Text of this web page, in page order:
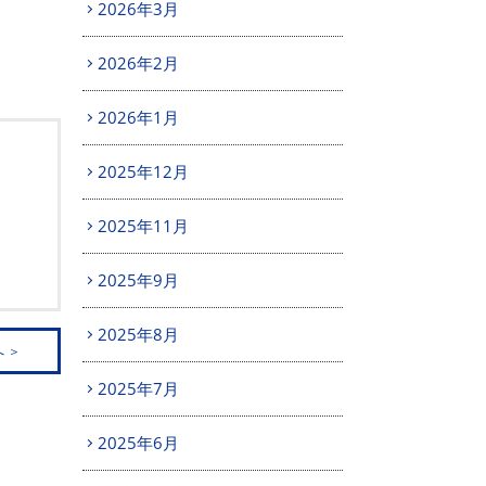
＞
2026年3月
2026年2月
2026年1月
2025年12月
2025年11月
2025年9月
2025年8月
2025年7月
2025年6月